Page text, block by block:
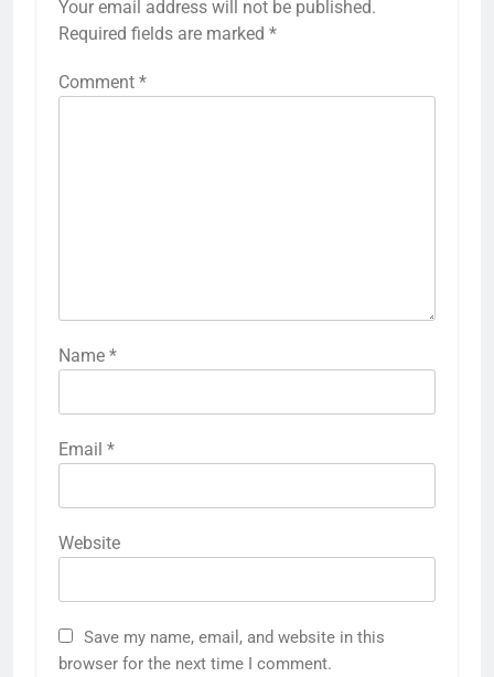
Your email address will not be published.
Required fields are marked *
Comment *
Name *
Email *
Website
Save my name, email, and website in this
browser for the next time I comment.